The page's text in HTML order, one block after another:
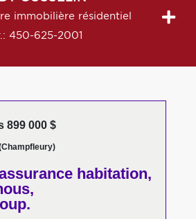
immobilière résidentiel
450-625-2001
899 000 $
habitation,